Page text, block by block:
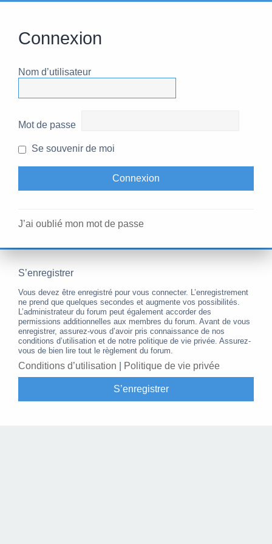
Connexion
Nom d’utilisateur
Mot de passe
Se souvenir de moi
J’ai oublié mon mot de passe
S’enregistrer
Vous devez être enregistré pour vous connecter. L’enregistrement
ne prend que quelques secondes et augmente vos possibilités.
L’administrateur du forum peut également accorder des
permissions additionnelles aux membres du forum. Avant de vous
enregistrer, assurez-vous d’avoir pris connaissance de nos
conditions d’utilisation et de notre politique de vie privée. Assurez-
vous de bien lire tout le règlement du forum.
Conditions d’utilisation Politique de vie privée
S’enregistrer